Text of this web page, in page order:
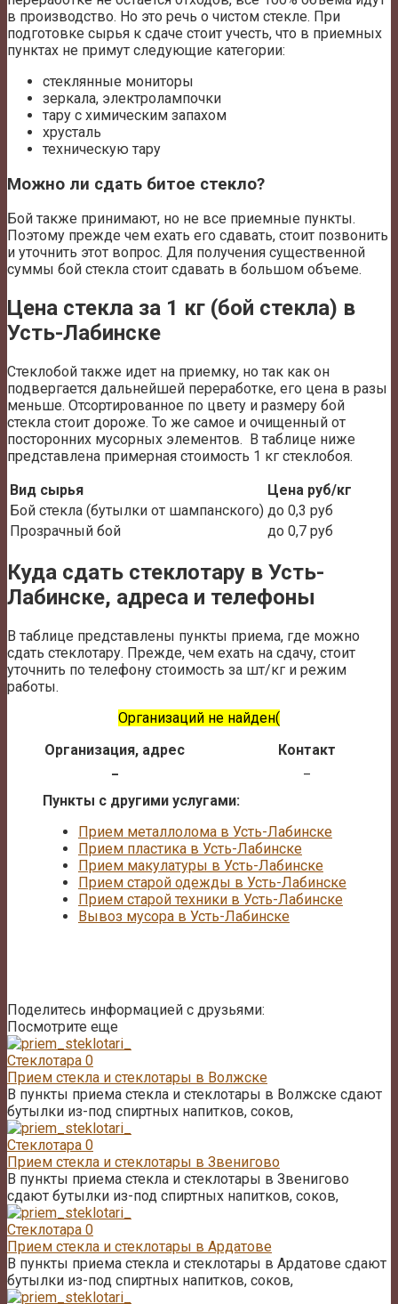
в производство. Но это речь о чистом стекле. При
подготовке сырья к сдаче стоит учесть, что в приемных
пунктах не примут следующие категории:
стеклянные мониторы
зеркала, электролампочки
тару с химическим запахом
хрусталь
техническую тару
Можно ли сдать битое стекло?
Бой также принимают, но не все приемные пункты.
Поэтому прежде чем ехать его сдавать, стоит позвонить
и уточнить этот вопрос. Для получения существенной
суммы бой стекла стоит сдавать в большом объеме.
Цена стекла за 1 кг (бой стекла) в
Усть-Лабинске
Стеклобой также идет на приемку, но так как он
подвергается дальнейшей переработке, его цена в разы
меньше. Отсортированное по цвету и размеру бой
стекла стоит дороже. То же самое и очищенный от
посторонних мусорных элементов. В таблице ниже
представлена примерная стоимость 1 кг стеклобоя.
Вид сырья
Цена руб/кг
Бой стекла (бутылки от шампанского) до 0,3 руб
Прозрачный бой
до 0,7 руб
Куда сдать стеклотару в Усть-
Лабинске, адреса и телефоны
В таблице представлены пункты приема, где можно
сдать стеклотару. Прежде, чем ехать на сдачу, стоит
уточнить по телефону стоимость за шт/кг и режим
работы.
Организаций не найден(
Организация, адрес
Контакт
Пункты с другими услугами:
Прием металлолома в Усть-Лабинске
Прием пластика в Усть-Лабинске
Прием макулатуры в Усть-Лабинске
Прием старой одежды в Усть-Лабинске
Прием старой техники в Усть-Лабинске
Вывоз мусора в Усть-Лабинске
Поделитесь информацией с друзьями:
Посмотрите еще
Стеклотара 0
Прием стекла и стеклотары в Волжске
В пункты приема стекла и стеклотары в Волжске сдают
бутылки из-под спиртных напитков, соков,
Стеклотара 0
Прием стекла и стеклотары в Звенигово
В пункты приема стекла и стеклотары в Звенигово
сдают бутылки из-под спиртных напитков, соков,
Стеклотара 0
Прием стекла и стеклотары в Ардатове
В пункты приема стекла и стеклотары в Ардатове сдают
бутылки из-под спиртных напитков, соков,